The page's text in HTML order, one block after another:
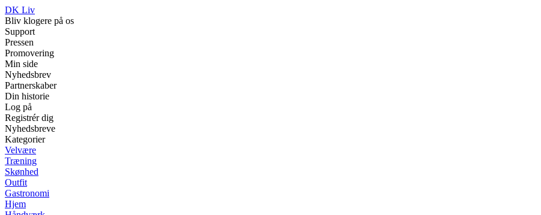
DK Liv
Bliv klogere på os
Support
Pressen
Promovering
Min side
Nyhedsbrev
Partnerskaber
Din historie
Log på
Registrér dig
Nyhedsbreve
Kategorier
Velvære
Træning
Skønhed
Outfit
Gastronomi
Hjem